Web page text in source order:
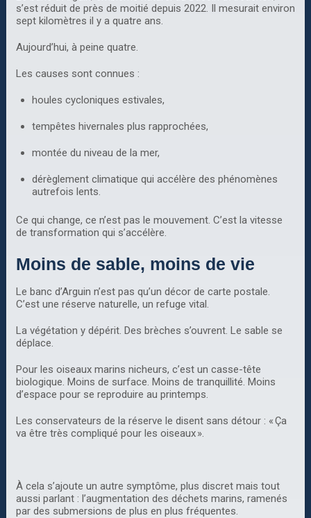
s’est réduit de près de moitié depuis 2022. Il mesurait environ
sept kilomètres il y a quatre ans.
Aujourd’hui, à peine quatre.
Les causes sont connues :
houles cycloniques estivales,
tempêtes hivernales plus rapprochées,
montée du niveau de la mer,
dérèglement climatique qui accélère des phénomènes
autrefois lents.
Ce qui change, ce n’est pas le mouvement. C’est la vitesse
de transformation qui s’accélère.
Moins de sable, moins de vie
Le banc d’Arguin n’est pas qu’un décor de carte postale.
C’est une réserve naturelle, un refuge vital.
La végétation y dépérit. Des brèches s’ouvrent. Le sable se
déplace.
Pour les oiseaux marins nicheurs, c’est un casse-tête
biologique. Moins de surface. Moins de tranquillité. Moins
d’espace pour se reproduire au printemps.
Les conservateurs de la réserve le disent sans détour : « Ça
va être très compliqué pour les oiseaux ».
À cela s’ajoute un autre symptôme, plus discret mais tout
aussi parlant : l’augmentation des déchets marins, ramenés
par des submersions de plus en plus fréquentes.